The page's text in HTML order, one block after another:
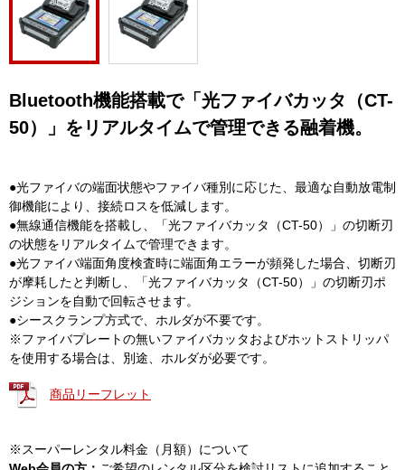
Bluetooth機能搭載で「光ファイバカッタ（CT-
50）」をリアルタイムで管理できる融着機。
●光ファイバの端面状態やファイバ種別に応じた、最適な自動放電制
御機能により、接続ロスを低減します。
●無線通信機能を搭載し、「光ファイバカッタ（CT-50）」の切断刃
の状態をリアルタイムで管理できます。
●光ファイバ端面角度検査時に端面角エラーが頻発した場合、切断刃
が摩耗したと判断し、「光ファイバカッタ（CT-50）」の切断刃ポ
ジションを自動で回転させます。
●シースクランプ方式で、ホルダが不要です。
※ファイバプレートの無いファイバカッタおよびホットストリッパ
を使用する場合は、別途、ホルダが必要です。
商品リーフレット
※スーパーレンタル料金（月額）について